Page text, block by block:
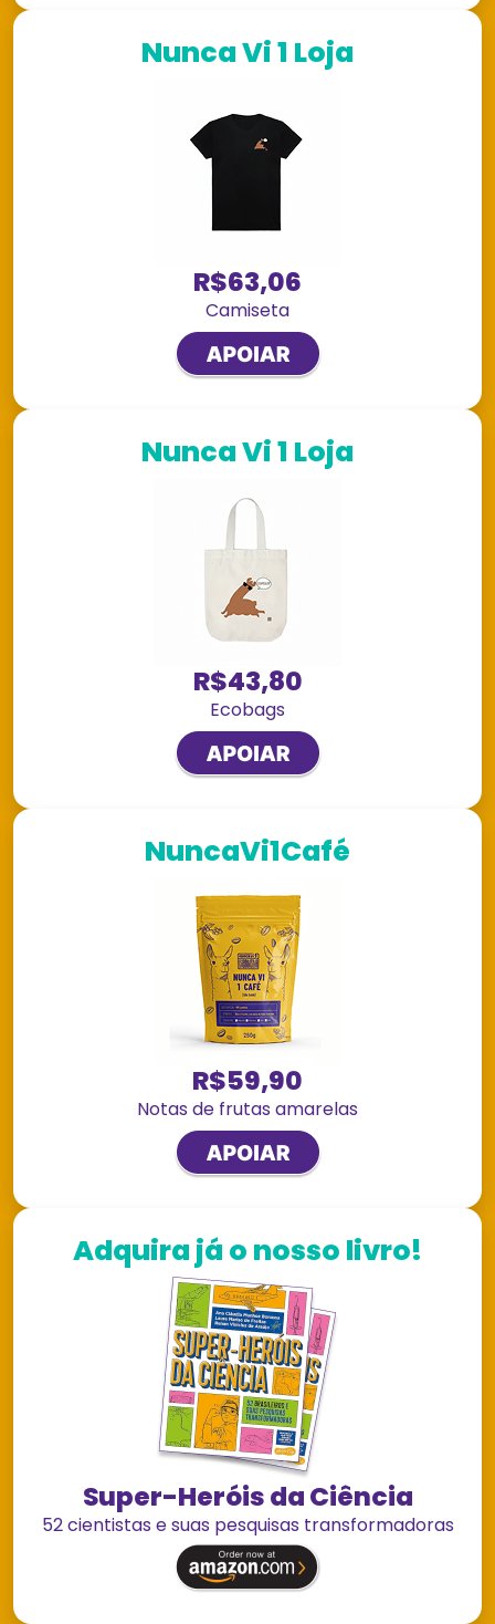
Nunca Vi 1 Loja
R$63,06
Camiseta
Nunca Vi 1 Loja
R$43,80
Ecobags
NuncaVi1Café
R$59,90
Notas de frutas amarelas
Adquira já o nosso livro!
Super-Heróis da Ciência
52 cientistas e suas pesquisas transformadoras